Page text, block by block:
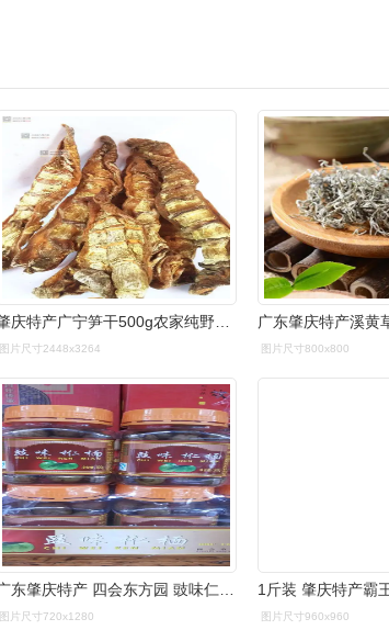
肇庆特产广宁笋干500g农家纯野生天然竹笋干干货土特产
图片尺寸2448x3264 图片尺寸800x800
图片尺寸720x1280 图片尺寸960x960